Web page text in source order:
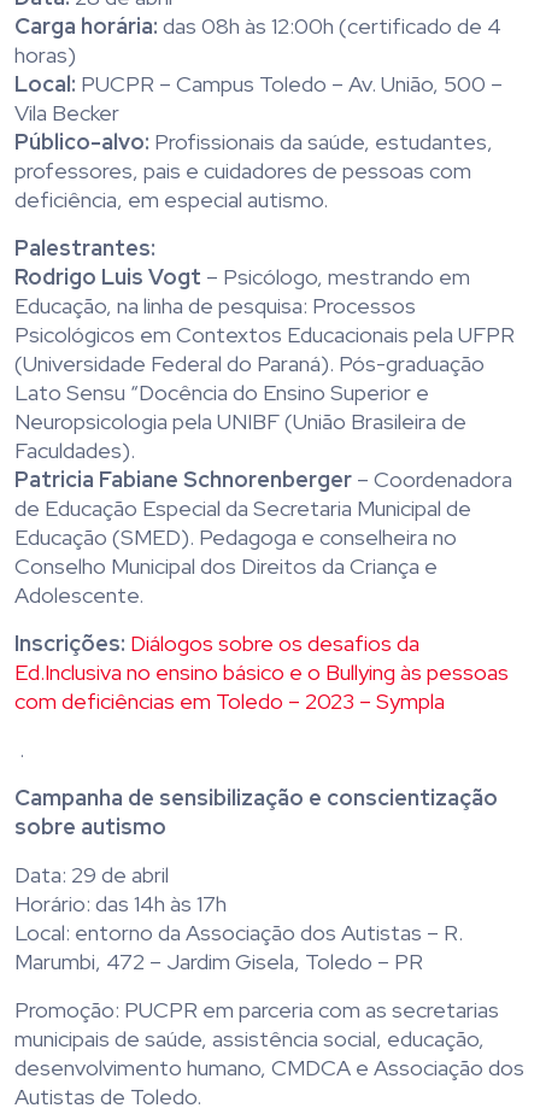
Carga horária: das 08h às 12:00h (certificado de 4
horas)
Local: PUCPR – Campus Toledo – Av. União, 500 –
Vila Becker
Público-alvo: Profissionais da saúde, estudantes,
professores, pais e cuidadores de pessoas com
deficiência, em especial autismo.
Palestrantes:
Rodrigo Luis Vogt – Psicólogo, mestrando em
Educação, na linha de pesquisa: Processos
Psicológicos em Contextos Educacionais pela UFPR
(Universidade Federal do Paraná). Pós-graduação
Lato Sensu “Docência do Ensino Superior e
Neuropsicologia pela UNIBF (União Brasileira de
Faculdades).
Patricia Fabiane Schnorenberger – Coordenadora
de Educação Especial da Secretaria Municipal de
Educação (SMED). Pedagoga e conselheira no
Conselho Municipal dos Direitos da Criança e
Adolescente.
Inscrições: Diálogos sobre os desafios da
Ed.Inclusiva no ensino básico e o Bullying às pessoas
com deficiências em Toledo – 2023 – Sympla
.
Campanha de sensibilização e conscientização
sobre autismo
Data: 29 de abril
Horário: das 14h às 17h
Local: entorno da Associação dos Autistas – R.
Marumbi, 472 – Jardim Gisela, Toledo – PR
Promoção: PUCPR em parceria com as secretarias
municipais de saúde, assistência social, educação,
desenvolvimento humano, CMDCA e Associação dos
Autistas de Toledo.